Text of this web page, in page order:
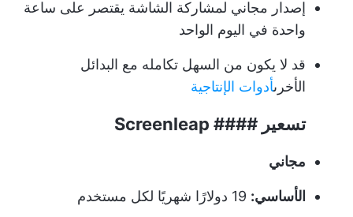
إصدار مجاني لمشاركة الشاشة يقتصر على ساعة
واحدة في اليوم الواحد
قد لا يكون من السهل تكامله مع البدائل
الأخرىأدوات الإنتاجية
تسعير #### Screenleap
مجاني
الأساسي: